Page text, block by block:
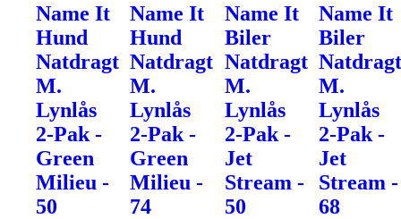
Name It
Hund
Natdragt
M.
Lynlås
2-Pak -
Green
Milieu -
50
Name It
Hund
Natdragt
M.
Lynlås
2-Pak -
Green
Milieu -
74
Name It
Biler
Natdragt
M.
Lynlås
2-Pak -
Jet
Stream -
50
Name It
Biler
M.
Lynlås
2-Pak -
Jet
Stream -
68